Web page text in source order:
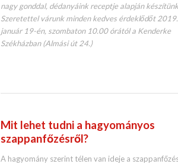
nagy gonddal, dédanyáink receptje alapján
Szeretettel várunk minden kedves érdeklődőt 2019.
január 19-én, szombaton 10.00 órától a Kenderke
Székházban (Almási út 24.)
Mit lehet tudni a hagyományos
szappanfőzésről?
A hagyomány szerint télen van ideje a